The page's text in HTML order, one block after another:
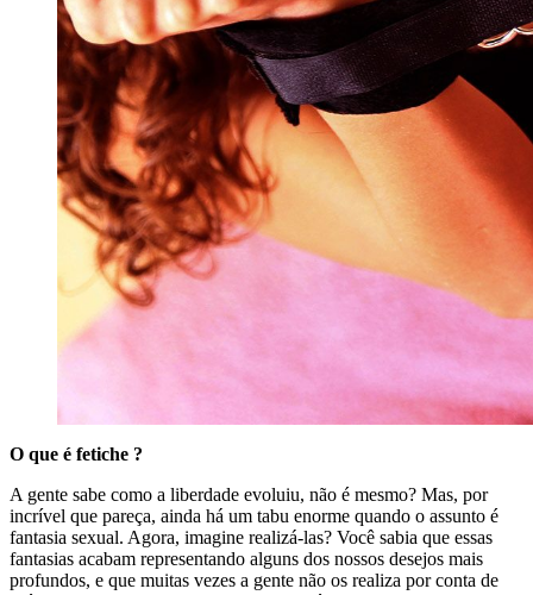
O que é fetiche ?
A gente sabe como a liberdade evoluiu, não é mesmo? Mas, por
incrível que pareça, ainda há um tabu enorme quando o assunto é
fantasia sexual. Agora, imagine realizá-las? Você sabia que essas
fantasias acabam representando alguns dos nossos desejos mais
profundos, e que muitas vezes a gente não os realiza por conta de